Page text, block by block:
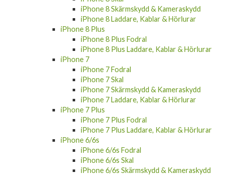
iPhone 8 Skärmskydd & Kameraskydd
iPhone 8 Laddare, Kablar & Hörlurar
iPhone 8 Plus
iPhone 8 Plus Fodral
iPhone 8 Plus Laddare, Kablar & Hörlurar
iPhone 7
iPhone 7 Fodral
iPhone 7 Skal
iPhone 7 Skärmskydd & Kameraskydd
iPhone 7 Laddare, Kablar & Hörlurar
iPhone 7 Plus
iPhone 7 Plus Fodral
iPhone 7 Plus Laddare, Kablar & Hörlurar
iPhone 6/6s
iPhone 6/6s Fodral
iPhone 6/6s Skal
iPhone 6/6s Skärmskydd & Kameraskydd